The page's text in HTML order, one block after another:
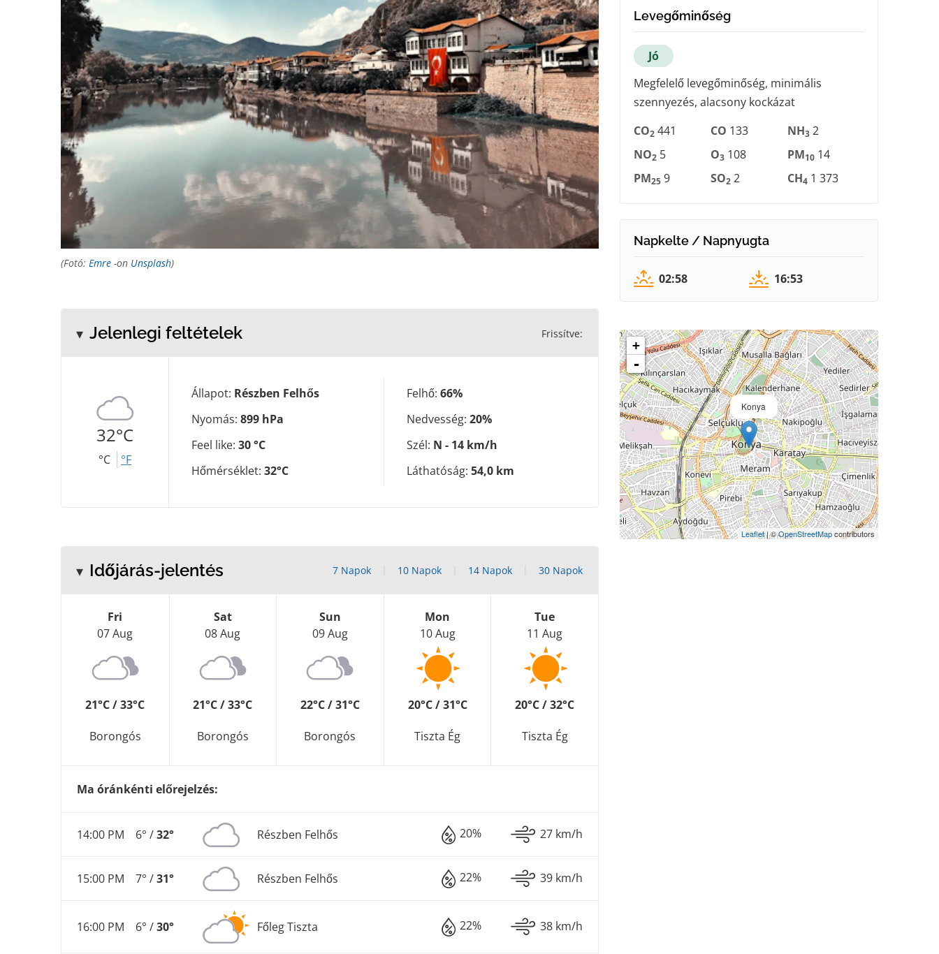
(Fotó: Emre -on Unsplash)
Jelenlegi feltételek Frissítve:
32°C
°C °F
Állapot: Részben Felhős
Nyomás: 899 hPa
Feel like: 30 °C
Hőmérséklet: 32°C
Felhő: 66%
Nedvesség: 20%
Szél: N - 14 km/h
Láthatóság: 54,0 km
Időjárás-jelentés 7 Napok 10 Napok 14 Napok 30 Napok
Fri
07 Aug
21°C / 33°C
Borongós
Sat
08 Aug
21°C / 33°C
Borongós
Sun
09 Aug
22°C / 31°C
Borongós
Mon
10 Aug
20°C / 31°C
Tiszta Ég
Tue
11 Aug
20°C / 32°C
Tiszta Ég
Ma óránkénti előrejelzés:
14:00 PM 6° /32° Részben Felhős 20% 27 km/h
15:00 PM 7° /31° Részben Felhős 22% 39 km/h
16:00 PM 6° /30° Főleg Tiszta 22% 38 km/h
Levegőminőség
Jó
Megfelelő levegőminőség, minimális
szennyezés, alacsony kockázat
CO2 441 CO 133 NH3 2
NO2 5 O3 108 PM10 14
PM25 9 SO2 2 CH4 1 373
Napkelte / Napnyugta
02:58 16:53
Konya
+
-
Leaflet| ©OpenStreetMapcontributors